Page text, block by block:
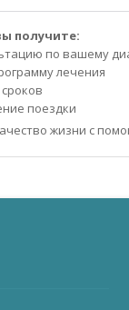
получите:
по вашему
лечения
поездки
жизни с